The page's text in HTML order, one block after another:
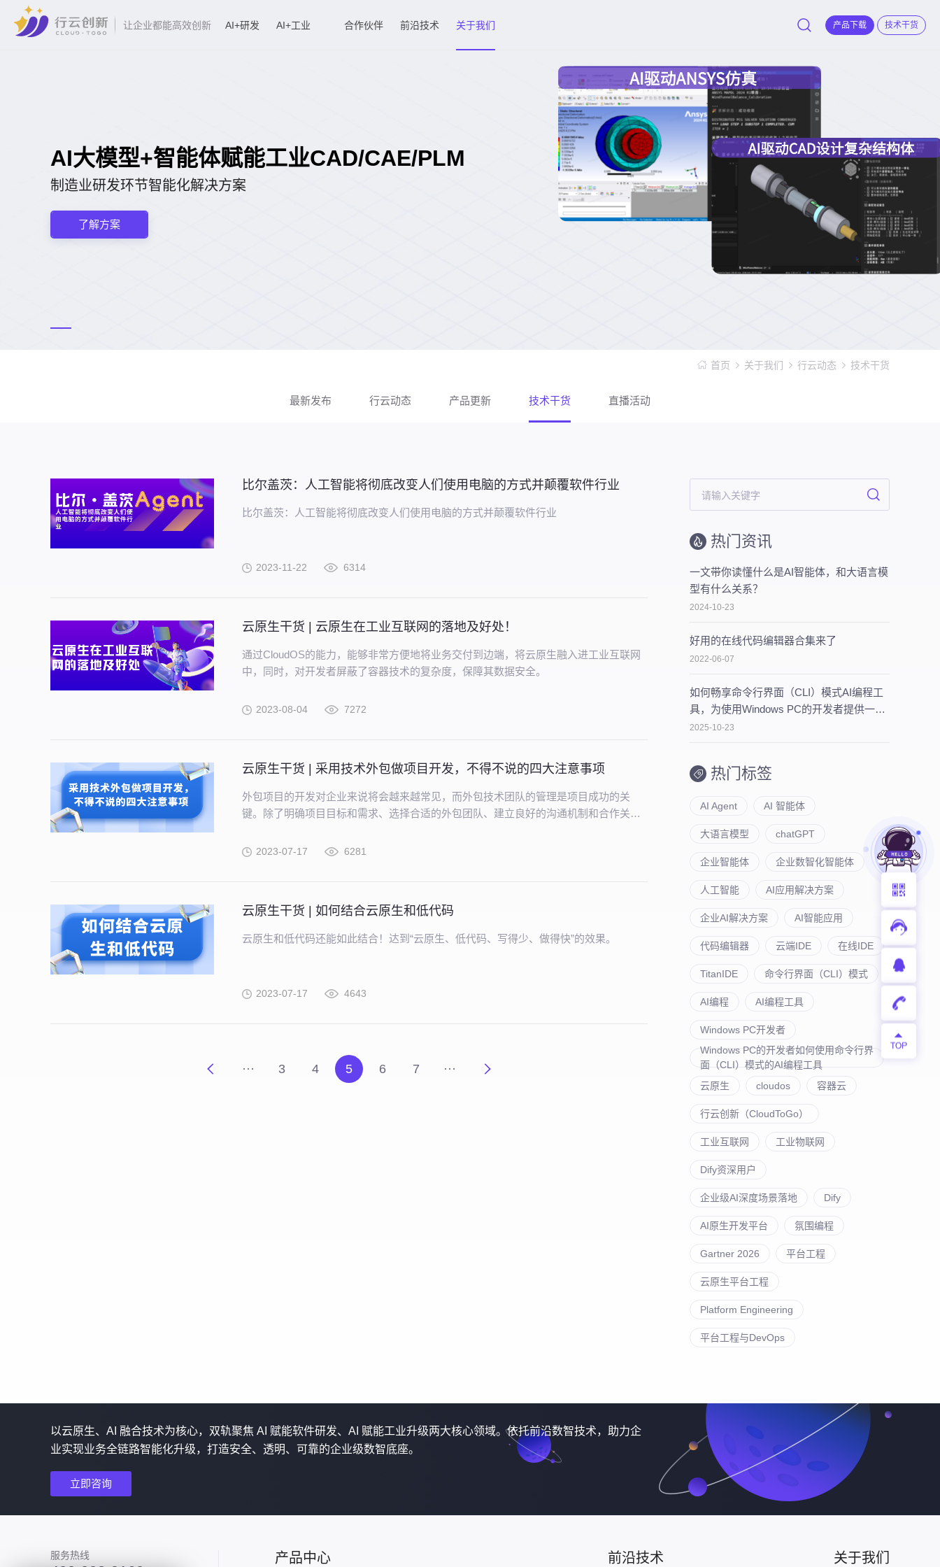
让企业都能高效创新 产品下载 技术干货
AI+研发 AI+工业 合作伙伴 前沿技术 关于我们
AI大模型+智能体赋能工业CAD/CAE/PLM
制造业研发环节智能化解决方案
了解方案
首页 关于我们 行云动态 技术干货
最新发布 行云动态 产品更新 技术干货 直播活动
比尔盖茨：人工智能将彻底改变人们使用电脑的方式并颠覆软件行业
比尔盖茨：人工智能将彻底改变人们使用电脑的方式并颠覆软件行业
2023-11-22 6314
云原生干货 | 云原生在工业互联网的落地及好处！
通过CloudOS的能力，能够非常方便地将业务交付到边端，将云原生融入进工业互联网
中，同时，对开发者屏蔽了容器技术的复杂度，保障其数据安全。
2023-08-04 7272
云原生干货 | 采用技术外包做项目开发，不得不说的四大注意事项
外包项目的开发对企业来说将会越来越常见，而外包技术团队的管理是项目成功的关
键。除了明确项目目标和需求、选择合适的外包团队、建立良好的沟通机制和合作关系
高质量交付。
2023-07-17 6281
云原生干货 | 如何结合云原生和低代码
云原生和低代码还能如此结合！达到“云原生、低代码、写得少、做得快”的效果。
2023-07-17 4643
··· 3 4 5 6 7 ···
热门资讯
一文带你读懂什么是AI智能体，和大语言模
型有什么关系？
2024-10-23
好用的在线代码编辑器合集来了
2022-06-07
如何畅享命令行界面（CLI）模式AI编程工
具，为使用Windows PC的开发者提供一些
建议
2025-10-23
热门标签
AI Agent AI 智能体
大语言模型 chatGPT
企业智能体 企业数智化智能体
人工智能 AI应用解决方案
企业AI解决方案 AI智能应用
代码编辑器 云端IDE 在线IDE
TitanIDE 命令行界面（CLI）模式
AI编程 AI编程工具
Windows PC开发者
Windows PC的开发者如何使用命令行界
面（CLI）模式的AI编程工具
云原生
cloudos 容器云
行云创新（CloudToGo）
工业互联网 工业物联网
Dify资深用户
企业级AI深度场景落地 Dify
AI原生开发平台 氛围编程
Gartner 2026 平台工程
云原生平台工程
Platform Engineering
平台工程与DevOps
以云原生、AI 融合技术为核心，双轨聚焦 AI 赋能软件研发、AI 赋能工业升级两大核心领域。依托前沿数智技术，助力企
业实现业务全链路智能化升级，打造安全、透明、可靠的企业级数智底座。
立即咨询
服务热线 产品中心 前沿技术 关于我们